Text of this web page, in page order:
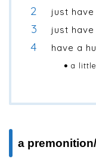
just
just
have a
a
a